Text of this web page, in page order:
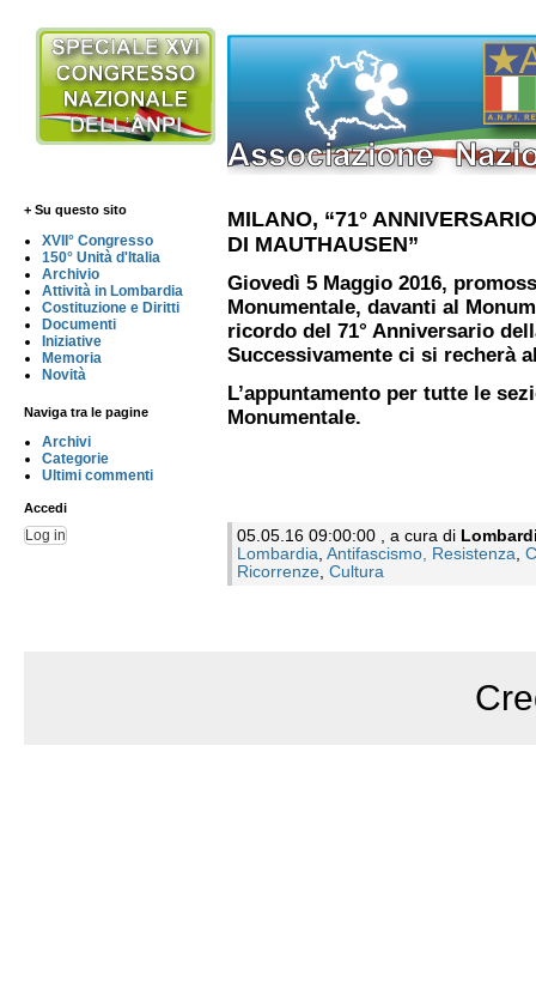
+ Su questo sito
XVII° Congresso
150° Unità d'Italia
Archivio
Attività in Lombardia
Costituzione e Diritti
Documenti
Iniziative
Memoria
Novità
Naviga tra le pagine
Archivi
Categorie
Ultimi commenti
Accedi
Log in
MILANO, “71°
DI MAUTHAUSEN”
Giovedì 5 Maggio 2016,
Monumentale, davanti al
ricordo del 71° Anniversario
Successivamente ci si recherà
L’appuntamento per tutte le
Monumentale.
05.05.16 09:00:00 , a cura di
Lombardia Antifascismo, Resistenza
Ricorrenze Cultura